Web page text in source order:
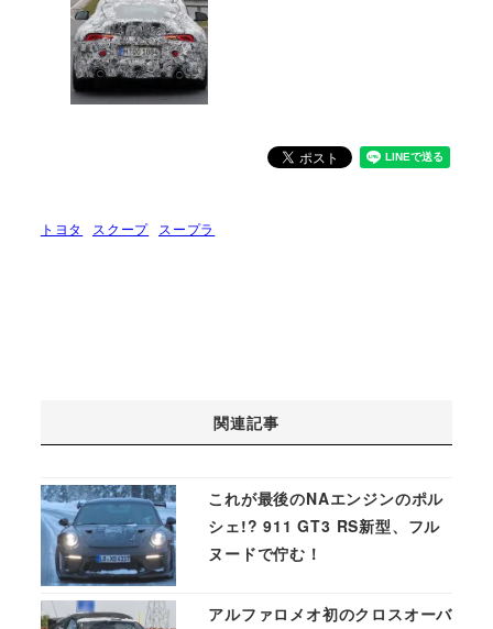
トヨタ スクープ スープラ
関連記事
これが最後のNAエンジンのポル
シェ!? 911 GT3 RS新型、フル
ヌードで佇む！
アルファロメオ初のクロスオーバ